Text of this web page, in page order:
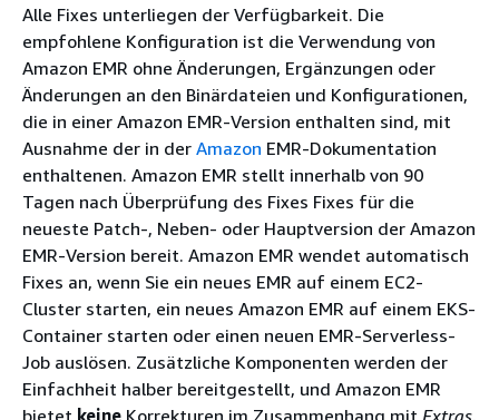
Alle Fixes unterliegen der Verfügbarkeit. Die
empfohlene Konfiguration ist die Verwendung von
Amazon EMR ohne Änderungen, Ergänzungen oder
Änderungen an den Binärdateien und Konfigurationen,
die in einer Amazon EMR-Version enthalten sind, mit
Ausnahme der in der Amazon EMR-Dokumentation
enthaltenen. Amazon EMR stellt innerhalb von 90
Tagen nach Überprüfung des Fixes Fixes für die
neueste Patch-, Neben- oder Hauptversion der Amazon
EMR-Version bereit. Amazon EMR wendet automatisch
Fixes an, wenn Sie ein neues EMR auf einem EC2-
Cluster starten, ein neues Amazon EMR auf einem EKS-
Container starten oder einen neuen EMR-Serverless-
Job auslösen. Zusätzliche Komponenten werden der
Einfachheit halber bereitgestellt, und Amazon EMR
bietet keine Korrekturen im Zusammenhang mit Extras.